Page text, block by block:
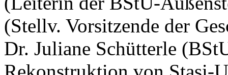
(Stellv. Vorsitzende der
Dr. Juliane Schütterle